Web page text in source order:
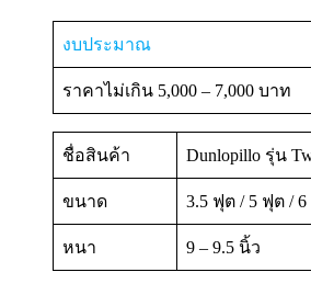
งบประมาณ
ราคาไม่เกิน 5,000 – 7,000 บาท
ชื่อสินค้า Dunlopillo รุ่น
ขนาด 3.5 ฟุต / 5 ฟุต /
หนา 9 – 9.5 นิ้ว